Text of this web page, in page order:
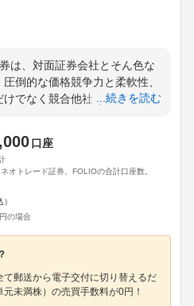
は、対面証券会社とそん色な
倒的な価格競争力と柔軟性、
でなく競合他社をも凌駕して
対象に、ユーザーフレンドリ
。このようなツールの利便性
トランキングで上位にランク
るマクロから業界、個別銘柄
テンツだけでもSBI証券をメ
ます。加えて、2023年4月に
マップPlus」というアプリも
別銘柄のモメンタムが、値上
...続きを読む
口座
オトレード証券、FOLIOの合計口座数。
）
の場合
郵送から電子交付に切り替えるだ
未満株）の売買手数料が0円！